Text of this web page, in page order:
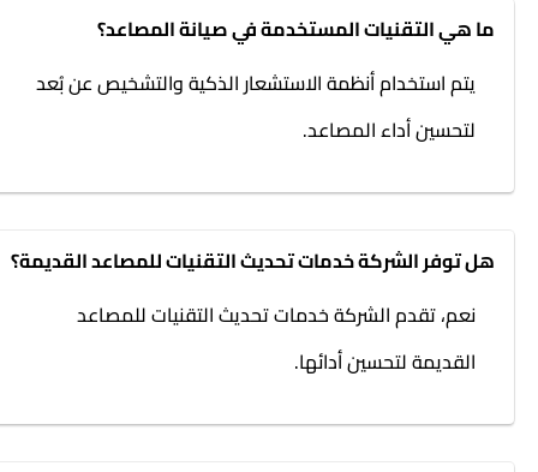
ما هي التقنيات المستخدمة في صيانة المصاعد؟
يتم استخدام أنظمة الاستشعار الذكية والتشخيص عن بُعد
لتحسين أداء المصاعد.
هل توفر الشركة خدمات تحديث التقنيات للمصاعد القديمة؟
نعم، تقدم الشركة خدمات تحديث التقنيات للمصاعد
القديمة لتحسين أدائها.